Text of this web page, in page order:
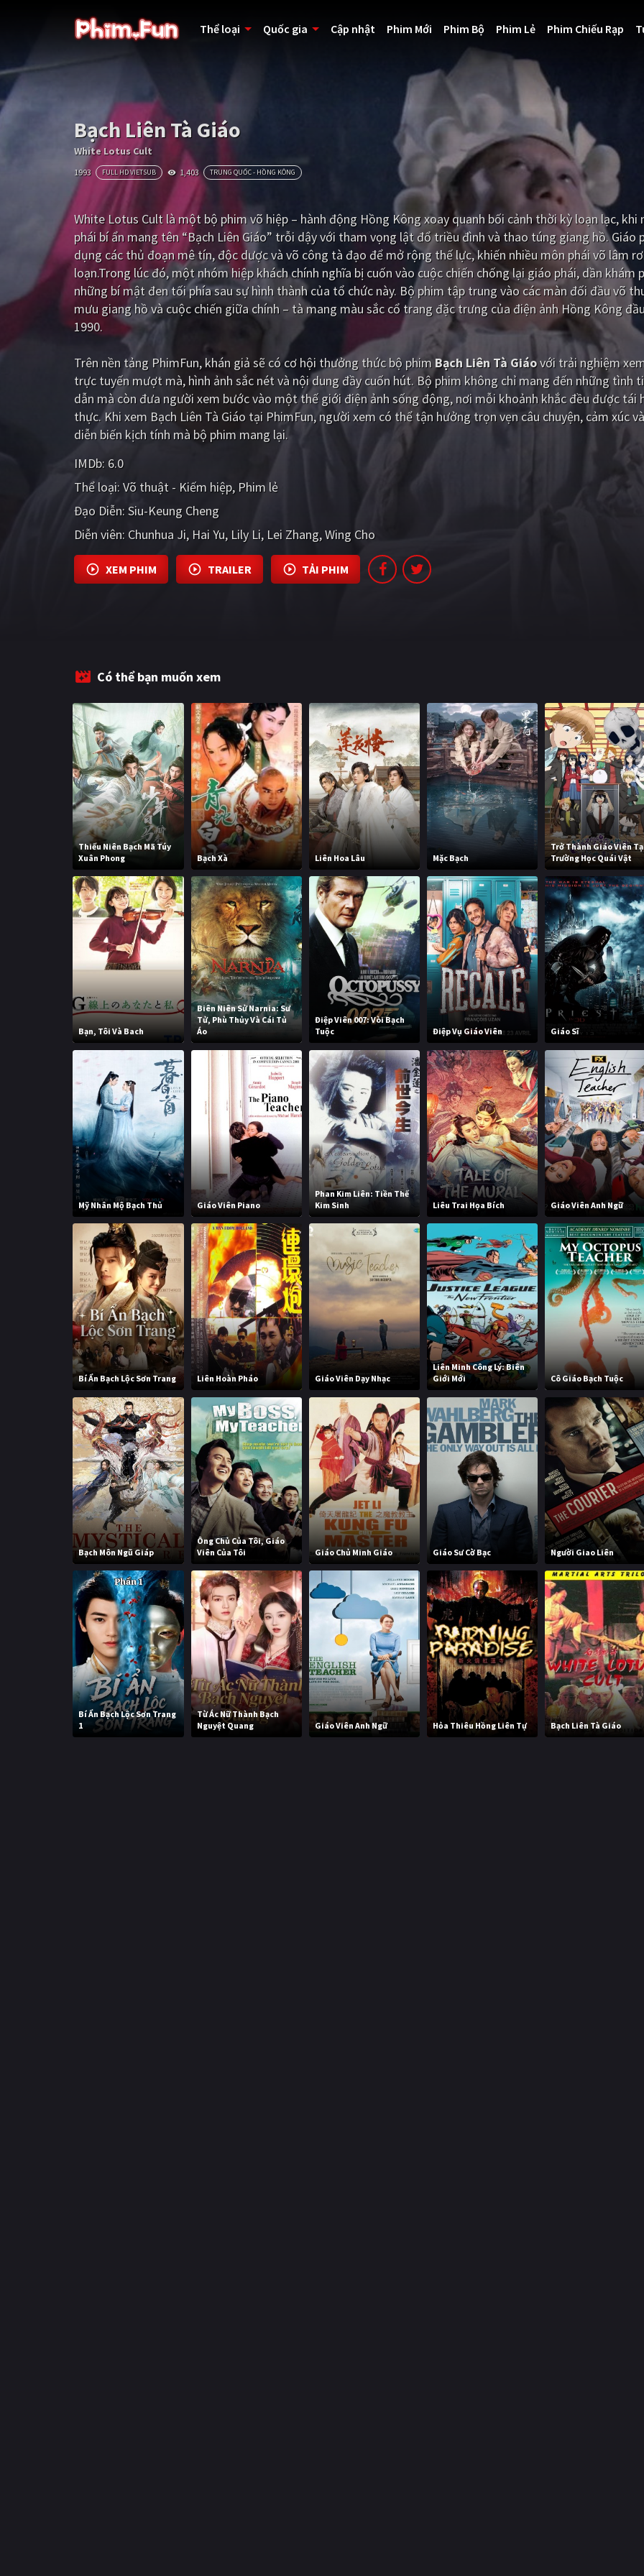
Thể loại Quốc gia Cập nhật Phim Mới Phim Bộ Phim Lẻ Phim Chiếu Rạp
Bạch Liên Tà Giáo
White Lotus Cult
1993 FULL HD VIETSUB 1,403 TRUNG QUỐC - HỒNG KÔNG
White Lotus Cult là một bộ phim võ hiệp – hành động Hồng Kông xoay quanh bối cảnh thời kỳ loạn lạc,
phái bí ẩn mang tên “Bạch Liên Giáo” trỗi dậy với tham vọng lật đổ triều đình và thao túng giang hồ. Giáo
dụng các thủ đoạn mê tín, độc dược và võ công tà đạo để mở rộng thế lực, khiến nhiều môn phái võ lâm
loạn.Trong lúc đó, một nhóm hiệp khách chính nghĩa bị cuốn vào cuộc chiến chống lại giáo phái, dần khám
những bí mật đen tối phía sau sự hình thành của tổ chức này. Bộ phim tập trung vào các màn đối đầu võ
mưu giang hồ và cuộc chiến giữa chính – tà mang màu sắc cổ trang đặc trưng của điện ảnh Hồng Kông
1990.
Trên nền tảng PhimFun, khán giả sẽ có cơ hội thưởng thức bộ phim Bạch Liên Tà Giáovới trải nghiệm
trực tuyến mượt mà, hình ảnh sắc nét và nội dung đầy cuốn hút. Bộ phim không chỉ mang đến những tình
dẫn mà còn đưa người xem bước vào một thế giới điện ảnh sống động, nơi mỗi khoảnh khắc đều được tái
thực. Khi xem Bạch Liên Tà Giáo tại PhimFun, người xem có thể tận hưởng trọn vẹn câu chuyện, cảm xúc
diễn biến kịch tính mà bộ phim mang lại.
IMDb: 6.0
Thể loại: Võ thuật - Kiếm hiệp Phim lẻ
Đạo Diễn: Siu-Keung Cheng
Diễn viên: Chunhua Ji Hai Yu Lily Li Lei Zhang Wing Cho
XEM PHIM TRAILER TẢI PHIM
Có thể bạn muốn xem
Thiếu Niên Bạch Mã Túy
Xuân Phong
Bạch Xà Liên Hoa Lâu Mặc Bạch
Trở Thành Giáo Viên
Trường Học Quái Vật
Bạn, Tôi Và Bach
Biên Niên Sử Narnia: Sư
Tử, Phù Thủy Và Cái Tủ
Áo
Điệp Viên 007: Vòi Bạch
Tuộc
Điệp Vụ Giáo Viên Giáo Sĩ
Mỹ Nhân Mộ Bạch Thủ Giáo Viên Piano
Phan Kim Liên: Tiền Thế
Kim Sinh
Liêu Trai Họa Bích Giáo Viên Anh Ngữ
Bí Ẩn Bạch Lộc Sơn Trang Liên Hoàn Pháo Giáo Viên Dạy Nhạc
Liên Minh Công Lý: Biên
Giới Mới
Cô Giáo Bạch Tuộc
Bạch Môn Ngũ Giáp
Ông Chủ Của Tôi, Giáo
Viên Của Tôi
Giáo Chủ Minh Giáo Giáo Sư Cờ Bạc Người Giao Liên
Bí Ẩn Bạch Lộc Sơn Trang
1
Từ Ác Nữ Thành Bạch
Nguyệt Quang
Giáo Viên Anh Ngữ Hỏa Thiêu Hồng Liên Tự Bạch Liên Tà Giáo